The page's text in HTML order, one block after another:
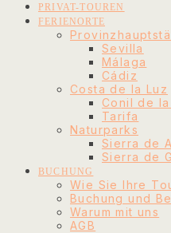
PRIVAT-TOUREN
FERIENORTE
Sevilla
Málaga
Cádiz
Costa de la Luz
Conil de
Tarifa
Naturparks
Sierra de
Sierra de
BUCHUNG
Wie Sie Ihre
Buchung und
Warum mit uns
AGB